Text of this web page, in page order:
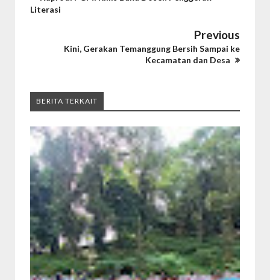
Literasi
Previous
Kini, Gerakan Temanggung Bersih Sampai ke
Kecamatan dan Desa
BERITA TERKAIT